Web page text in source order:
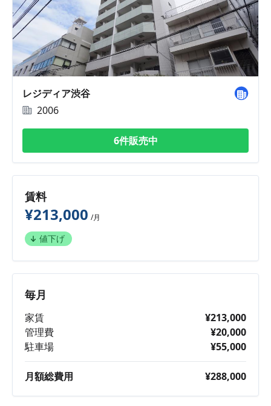
レジディア渋谷
2006
6件販売中
賃料
¥213,000 /月
値下げ
毎月
家賃
¥213,000
管理費
¥20,000
駐車場
¥55,000
月額総費用 ¥288,000